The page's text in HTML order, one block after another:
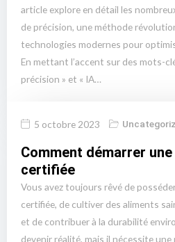
article explore en détail les
de précision, une méthode
technologies modernes pour
En mettant l’accent sur des mots-
précision » et « IA…
5 octobre 2023
Comment démarrer
certifiée
Vous avez toujours rêvé de
certifiée, de cultiver des aliments
et de contribuer à la durabilité
devenir réalité, mais il nécessite